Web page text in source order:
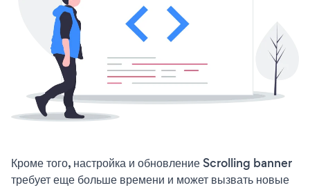
Кроме того, настройка и обновление Scrolling banner
требует еще больше времени и может вызвать новые